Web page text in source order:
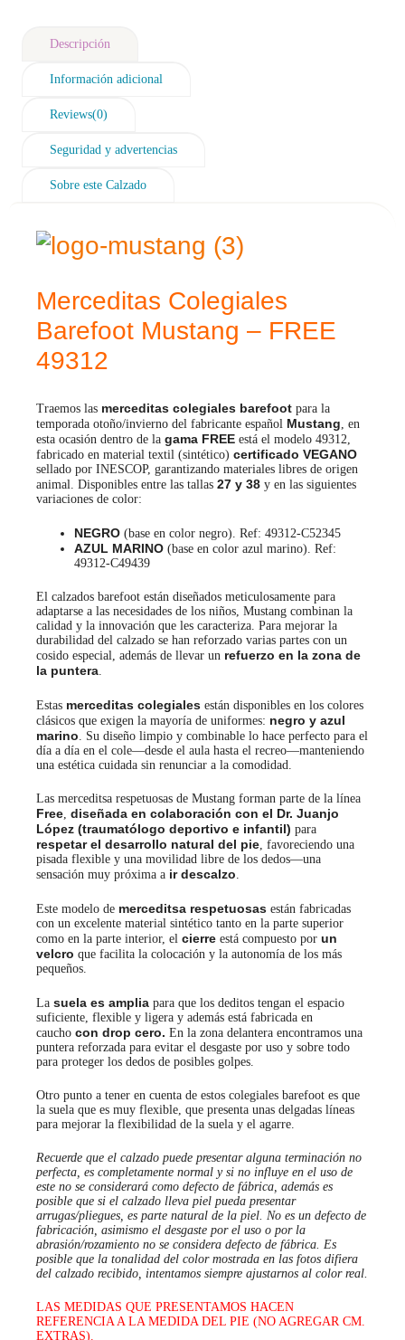
Descripción
Información adicional
Reviews(0)
Seguridad y advertencias
Sobre este Calzado
Merceditas Colegiales
Barefoot Mustang – FREE
49312
Traemos las merceditas colegiales barefoot para la
temporada otoño/invierno del fabricante español Mustang, en
esta ocasión dentro de la gama FREE está el modelo 49312,
fabricado en material textil (sintético) certificado VEGANO
sellado por INESCOP, garantizando materiales libres de origen
animal. Disponibles entre las tallas 27 y 38 y en las siguientes
variaciones de color:
NEGRO (base en color negro). Ref: 49312-C52345
AZUL MARINO (base en color azul marino). Ref:
49312-C49439
El calzados barefoot están diseñados meticulosamente para
adaptarse a las necesidades de los niños, Mustang combinan la
calidad y la innovación que les caracteriza. Para mejorar la
durabilidad del calzado se han reforzado varias partes con un
cosido especial, además de llevar un refuerzo en la zona de
la puntera.
Estas merceditas colegiales están disponibles en los colores
clásicos que exigen la mayoría de uniformes: negro y azul
marino. Su diseño limpio y combinable lo hace perfecto para el
día a día en el cole—desde el aula hasta el recreo—manteniendo
una estética cuidada sin renunciar a la comodidad.
Las merceditsa respetuosas de Mustang forman parte de la línea
Free, diseñada en colaboración con el Dr. Juanjo
López (traumatólogo deportivo e infantil) para
respetar el desarrollo natural del pie, favoreciendo una
pisada flexible y una movilidad libre de los dedos—una
sensación muy próxima a ir descalzo.
Este modelo de merceditsa respetuosas están fabricadas
con un excelente material sintético tanto en la parte superior
como en la parte interior, el cierre está compuesto por un
velcro que facilita la colocación y la autonomía de los más
pequeños.
La suela es amplia para que los deditos tengan el espacio
suficiente, flexible y ligera y además está fabricada en
caucho con drop cero. En la zona delantera encontramos una
puntera reforzada para evitar el desgaste por uso y sobre todo
para proteger los dedos de posibles golpes.
Otro punto a tener en cuenta de estos colegiales barefoot es que
la suela que es muy flexible, que presenta unas delgadas líneas
para mejorar la flexibilidad de la suela y el agarre.
Recuerde que el calzado puede presentar alguna terminación no
perfecta, es completamente normal y si no influye en el uso de
este no se considerará como defecto de fábrica, además es
posible que si el calzado lleva piel pueda presentar
arrugas/pliegues, es parte natural de la piel. No es un defecto de
fabricación, asimismo el desgaste por el uso o por la
abrasión/rozamiento no se considera defecto de fábrica. Es
posible que la tonalidad del color mostrada en las fotos difiera
del calzado recibido, intentamos siempre ajustarnos al color real.
LAS MEDIDAS QUE PRESENTAMOS HACEN
REFERENCIA A LA MEDIDA DEL PIE (NO AGREGAR CM.
EXTRAS).